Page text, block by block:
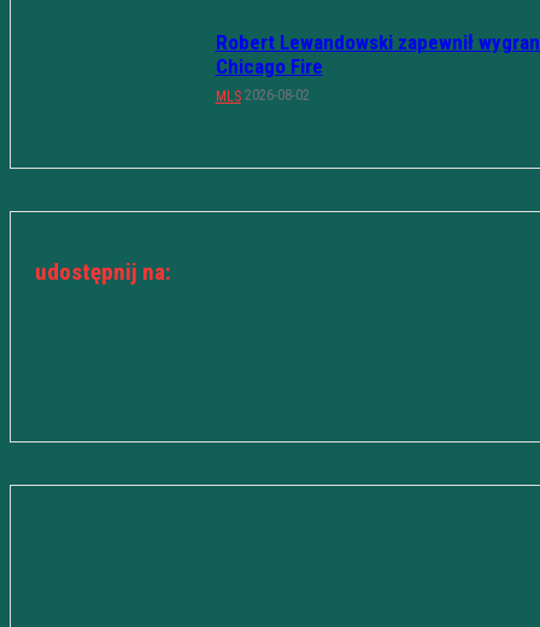
Robert Lewandowski zapewnił
Chicago Fire
MLS 2026-08-02
udostępnij na: